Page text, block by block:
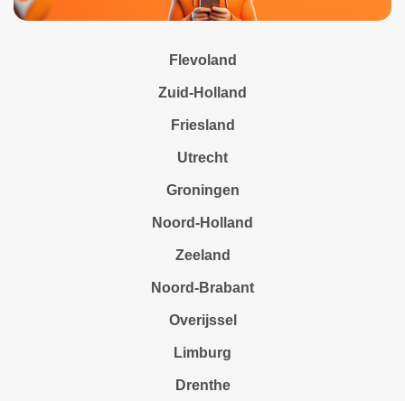
Flevoland
Zuid-Holland
Friesland
Utrecht
Groningen
Noord-Holland
Zeeland
Noord-Brabant
Overijssel
Limburg
Drenthe